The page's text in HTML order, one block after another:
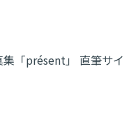
「présent」 直筆サイ